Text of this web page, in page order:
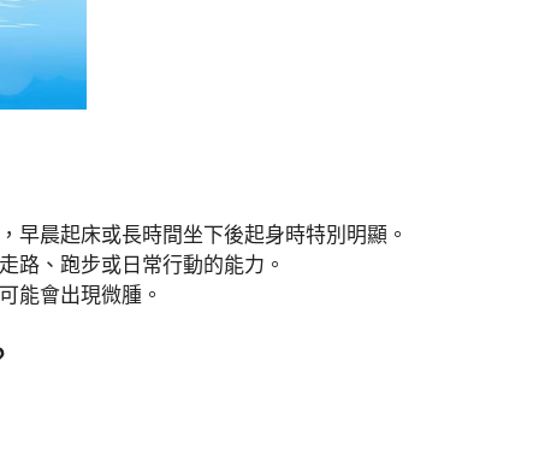
早晨起床或長時間坐下後起身時特別明顯。
路、跑步或日常行動的能力。
能會出現微腫。